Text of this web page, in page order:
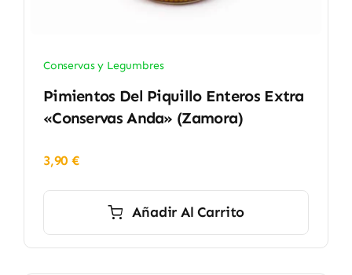
Conservas y Legumbres
Pimientos Del Piquillo Enteros Extra
«Conservas Anda» (Zamora)
3,90€
Añadir Al Carrito